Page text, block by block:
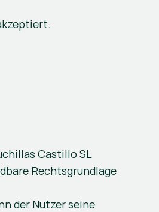
Castillo SL
Rechtsgrundlage
der Nutzer seine